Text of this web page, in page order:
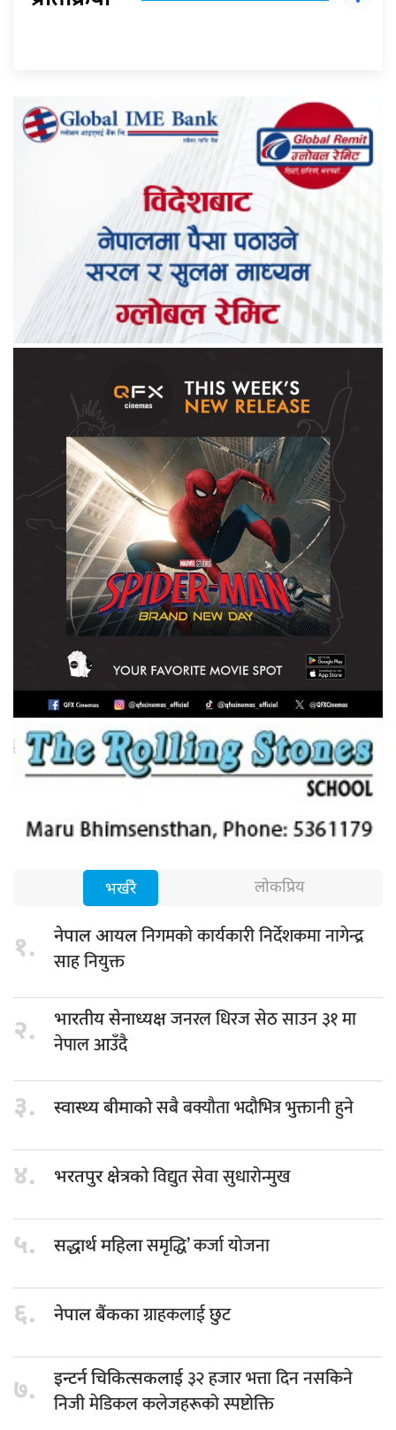
भर्खरै लोकप्रिय
१. नेपाल आयलनिगमको कार्यकारी निर्देशकमा नागेन्द्र
साह नियुक्त
२. भारतीय सेनाध्यक्षजनरल धिरज सेठ साउन ३१ मा
नेपाल आउँदै
३. स्वास्थ्य बीमाकोसबै बक्यौता भदौभित्र भुक्तानी हुने
४. भरतपुर क्षेत्रकोविद्युत सेवा सुधारोन्मुख
५. सद्धार्थ महिलासमृद्धि’ कर्जा योजना
६. नेपाल बैंककाग्राहकलाई छुट
७. इन्टर्न चिकित्सकलाई३२ हजार भत्ता दिन नसकिने
निजी मेडिकल कलेजहरूको स्पष्टोक्ति